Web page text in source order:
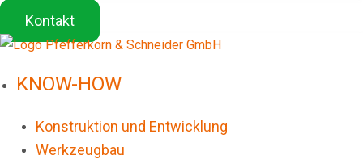
Kontakt
KNOW-HOW
Konstruktion und Entwicklung
Werkzeugbau